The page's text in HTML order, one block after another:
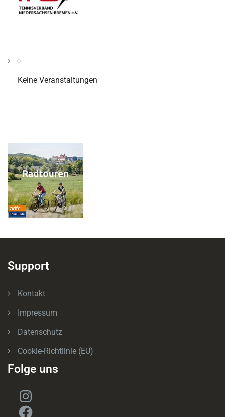
Keine Veranstaltungen
Support
Kontakt
Impressum
Datenschutz
Cookie-Richtlinie (EU)
Folge uns
Instagram
Facebook